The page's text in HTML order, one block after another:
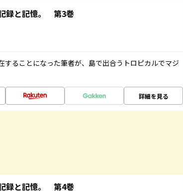
録と記憶。 第3巻
することになった筆者が、島で出合うトロピカルでマジ
詳細を見る
録と記憶。 第4巻